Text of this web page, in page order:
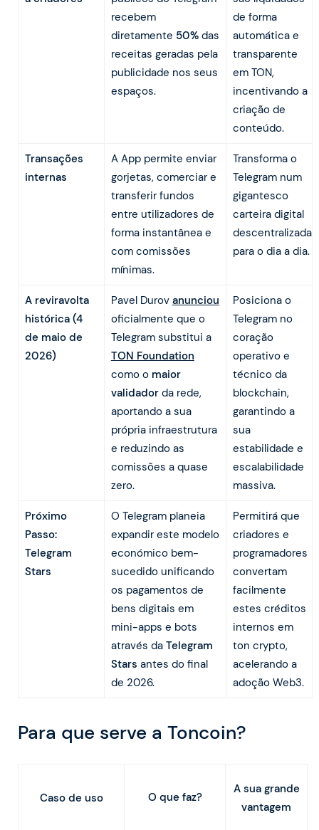
recebem
diretamente 50%das
receitas geradas pela
publicidade nos seus
espaços.
de forma
automática e
transparente
em TON,
incentivando a
criação de
conteúdo.
Transações
internas
A App permite enviar
gorjetas, comerciar e
transferir fundos
entre utilizadores de
forma instantânea e
com comissões
mínimas.
Transforma o
Telegram num
gigantesco
carteira digital
descentralizada
para o dia a dia.
A reviravolta
histórica (4
de maio de
2026)
Pavel Durov anunciou
oficialmente que o
Telegram substitui a
TON Foundation
como o maior
validadorda rede,
aportando a sua
própria infraestrutura
e reduzindo as
comissões a quase
zero.
Posiciona o
Telegram no
coração
operativo e
técnico da
blockchain,
garantindo a
sua
estabilidade e
escalabilidade
massiva.
Próximo
Passo:
Telegram
Stars
O Telegram planeia
expandir este modelo
económico bem-
sucedido unificando
os pagamentos de
bens digitais em
mini-apps e bots
através da Telegram
Stars antes do final
de 2026.
Permitirá que
criadores e
programadores
convertam
facilmente
estes créditos
internos em
ton crypto,
acelerando a
adoção Web3.
Para que serve a Toncoin?
Caso de uso O que faz?
A sua grande
vantagem